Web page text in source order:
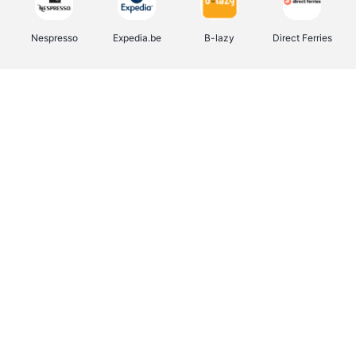
Nespresso Expedia.be B-lazy Direct Ferries